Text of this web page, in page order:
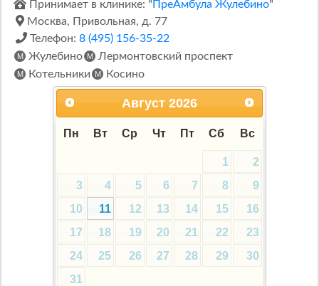
Принимает в клинике: " ПреАмбула Жулебино"
Москва, Привольная, д. 77
Телефон: 8 (495) 156-35-22
Жулебино
Лермонтовский проспект
Котельники
Косино
Август 2026
Пн Вт Ср Чт Пт Сб Вс
1
2
3
4 5 6 7 8
9
10
11 12 13 14 15
16
17
18 19 20 21 22
23
24
25 26 27 28 29
30
31